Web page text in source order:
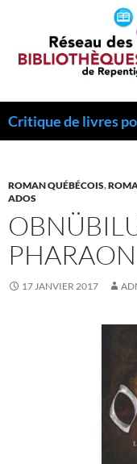
Critique de livres
ROMAN QUÉBÉCOIS,
ADOS
PHARAON
17 JANVIER 2017